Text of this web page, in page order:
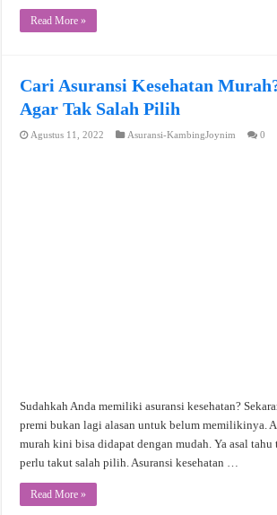
Read More »
Cari Asuransi Kesehatan
Agar Tak Salah Pilih
Agustus 11, 2022 Asuransi-KambingJoynim 0
Sudahkah Anda memiliki asuransi kesehatan?
premi bukan lagi alasan untuk belum memilikinya.
murah kini bisa didapat dengan mudah. Ya asal
perlu takut salah pilih. Asuransi kesehatan …
Read More »